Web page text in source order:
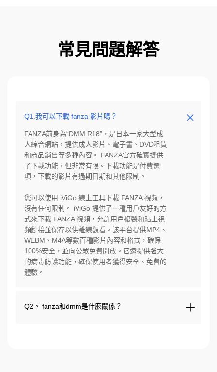
常見問題解答
Q1.我可以下載 fanza 影片嗎？
FANZA前身為“DMM.R18”，是日本一家大型成
人綜合網站，提供成人影片、電子書、DVD租賃
和商品銷售等多種內容。 FANZA官方確實提供
了下載功能，但非常有限。下載功能是付費選
項，下載的影片有過期日期和其他限制。
您可以使用 iViGo 線上工具下載 FANZA 視頻，
沒有任何限制。 iViGo 提供了一種用戶友好的方
式來下載 FANZA 視頻，允許用戶複製和貼上視
頻鏈接並保存以供離線觀看。該平台提供MP4、
WEBM、M4A等數百種影片內容和格式，確保
100%安全，並向公眾免費開放。它還提供強大
的病毒防護功能，確保使用者獲得安全、免費的
體驗。
Q2。 fanza和dmm是什麼關係？